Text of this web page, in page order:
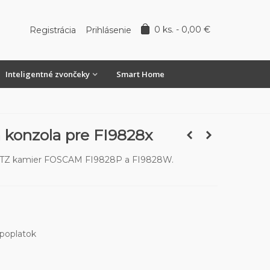
Registrácia Prihlásenie 0 ks. - 0,00 €
Inteligentné zvončeky Smart Home
konzola pre FI9828x
kamier FOSCAM FI9828P a FI9828W.